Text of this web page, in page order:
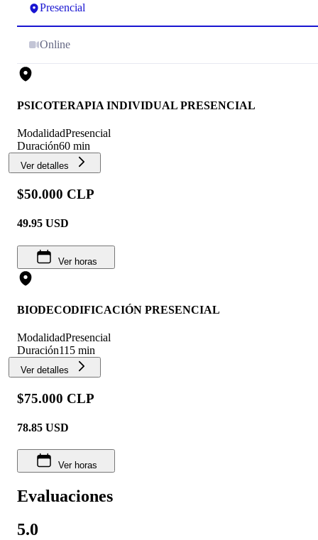
Presencial
Online
PSICOTERAPIA INDIVIDUAL PRESENCIAL
ModalidadPresencial
Duración60 min
Ver detalles
$50.000 CLP
49.95 USD
Ver horas
BIODECODIFICACIÓN PRESENCIAL
ModalidadPresencial
Duración115 min
Ver detalles
$75.000 CLP
78.85 USD
Ver horas
Evaluaciones
5.0